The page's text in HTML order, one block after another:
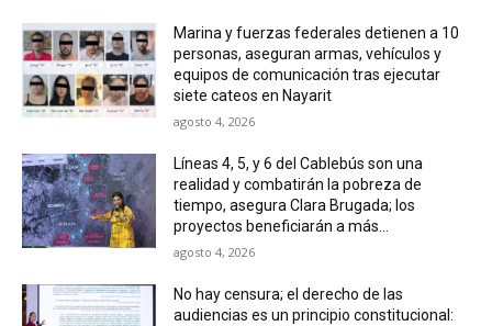
Marina y fuerzas federales detienen a 10
personas, aseguran armas, vehículos y
equipos de comunicación tras ejecutar
siete cateos en Nayarit
agosto 4, 2026
Líneas 4, 5, y 6 del Cablebús son una
realidad y combatirán la pobreza de
tiempo, asegura Clara Brugada; los
proyectos beneficiarán a más...
agosto 4, 2026
No hay censura; el derecho de las
audiencias es un principio constitucional: